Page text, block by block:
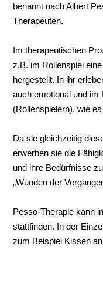
benannt nach Albert
Therapeuten.
Im therapeutischen
z.B. im Rollenspiel
hergestellt. In ihr
auch emotional und im
(Rollenspielern), wie
Da sie gleichzeitig
erwerben sie die
und ihre Bedürfnisse
„Wunden der
Pesso-Therapie kann
stattfinden. In der
zum Beispiel Kissen